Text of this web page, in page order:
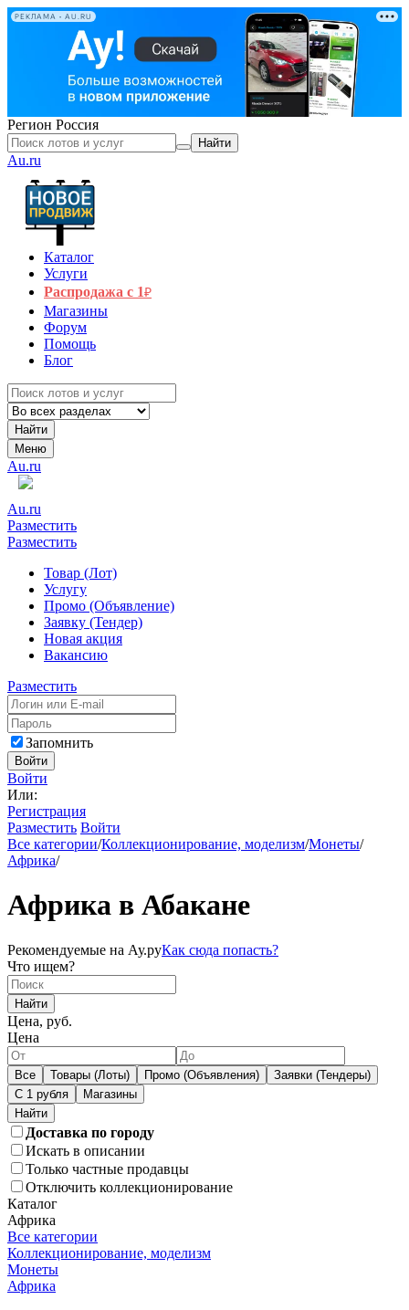
РЕКЛАМА • AU.RU
Регион Россия
Найти
Au.ru
Каталог
Услуги
Распродажа с 1₽
Магазины
Форум
Помощь
Блог
Найти
Меню
Au.ru
Au.ru
Разместить
Разместить
Товар (Лот)
Услугу
Промо (Объявление)
Заявку (Тендер)
Новая акция
Вакансию
Разместить
Запомнить
Войти
Войти
Или:
Регистрация
Разместить Войти
Все категории/Коллекционирование, моделизм/Монеты/
Африка/
Африка в Абакане
Рекомендуемые на Ау.руКак сюда попасть?
Что ищем?
Найти
Цена, руб.
Цена
Все Товары (Лоты) Промо (Объявления)
Заявки (Тендеры)
С 1 рубля
Магазины
Доставка по городу
Искать в описании
Только частные продавцы
Отключить коллекционирование
Каталог
Африка
Все категории
Коллекционирование, моделизм
Монеты
Африка